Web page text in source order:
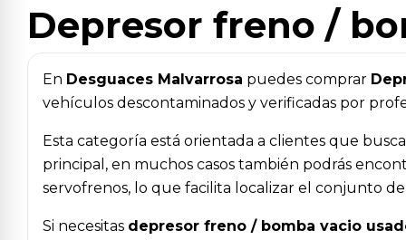
Depresor freno /
En Desguaces Malvarrosa puedes comprar
vehículos descontaminados y verificadas por
Esta categoría está orientada a clientes que
principal, en muchos casos también podrás
servofrenos, lo que facilita localizar el conjunto
Si necesitas depresor freno / bomba vacio